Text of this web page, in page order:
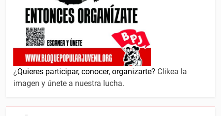
¿Quieres participar, conocer, organizarte? Clikea la
imagen y únete a nuestra lucha.